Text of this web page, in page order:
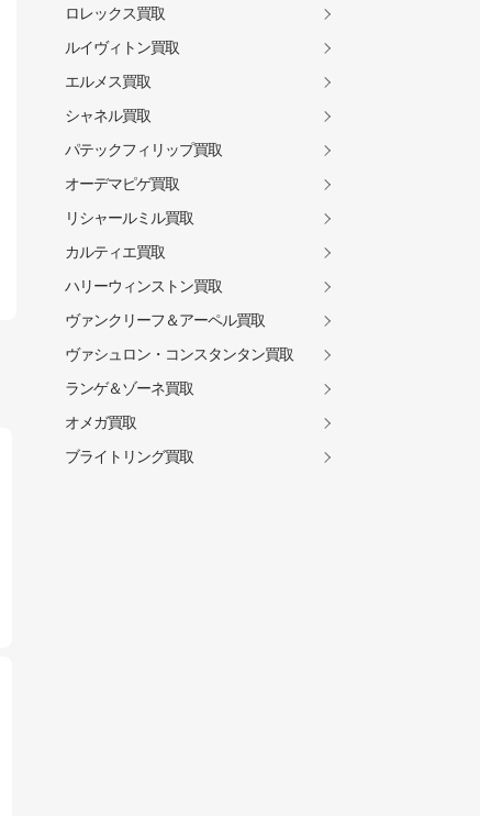
ロレックス買取
ルイヴィトン買取
エルメス買取
シャネル買取
パテックフィリップ買取
オーデマピゲ買取
リシャールミル買取
カルティエ買取
ハリーウィンストン買取
ヴァンクリーフ＆アーペル買取
ヴァシュロン・コンスタンタン買取
ランゲ＆ゾーネ買取
オメガ買取
ブライトリング買取